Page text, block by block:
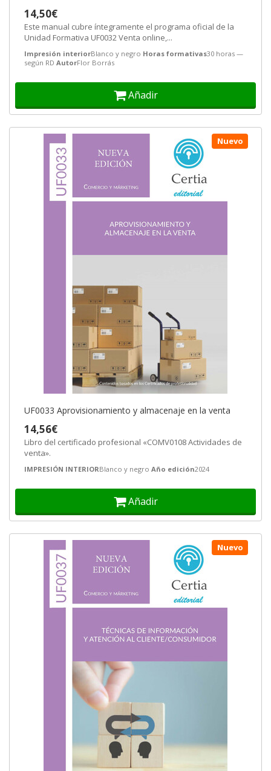
14,50€
Este manual cubre íntegramente el programa oficial de la
Unidad Formativa UF0032 Venta online,...
Impresión interiorBlanco y negro Horas formativas30 horas —
según RD AutorFlor Borrás
Añadir
UF0033 Aprovisionamiento y almacenaje en la venta
Nuevo
14,56€
Libro del certificado profesional «COMV0108 Actividades de
venta».
IMPRESIÓN INTERIORBlanco y negro Año edición2024
Añadir
Nuevo